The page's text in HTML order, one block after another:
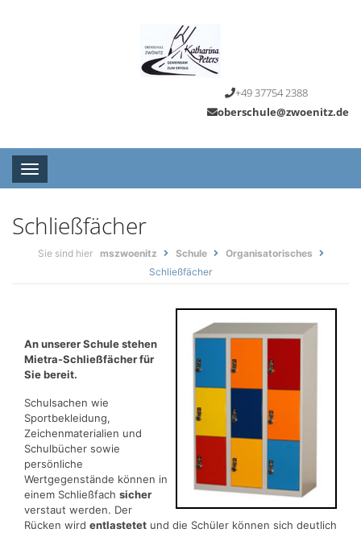
+49 37754 2388
oberschule@zwoenitz.de
Toggle navigation
Schließfächer
Sie sind hier mszwoenitz Schule
Organisatorisches
Schließfächer
An unserer Schule stehen
Mietra-Schließfächer für
Sie bereit.
Schulsachen wie
Sportbekleidung,
Zeichenmaterialien und
Schulbücher sowie
persönliche
Wertgegenstände können in
einem Schließfach sicher
verstaut werden. Der
Rücken wird entlastetet und die Schüler können sich deutlich